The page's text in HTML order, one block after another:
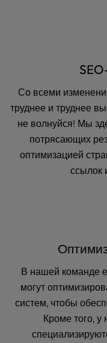
Со всеми
труднее и труднее
не волнуйся! Мы
потрясающих
оптимизацией
ссылок
В нашей команде
могут
систем, чтобы
Кроме того, у